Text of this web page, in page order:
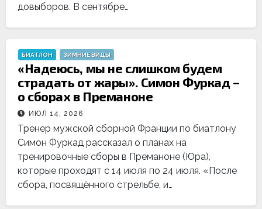
довыборов. В сентябре…
БИАТЛОН ЗИМНИЕ ВИДЫ
«Надеюсь, мы не слишком будем
страдать от жары». Симон Фуркад –
о сборах в Преманоне
ИЮЛ 14, 2026
Тренер мужской сборной Франции по биатлону
Симон Фуркад рассказал о планах на
тренировочные сборы в Преманоне (Юра),
которые проходят с 14 июля по 24 июля. «После
сбора, посвящённого стрельбе, и…